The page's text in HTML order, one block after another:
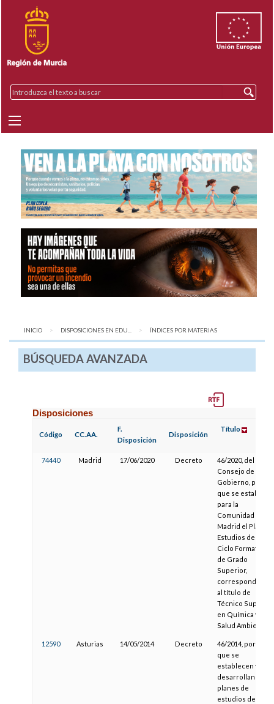
INICIO DISPOSICIONES EN EDU... AQUÍ:
ÍNDICES POR MATERIAS
BÚSQUEDA AVANZADA
Disposiciones
Código CC.AA.
F.
Disposición
Disposición
Título
74440 Madrid 17/06/2020 Decreto
46/2020, del
Consejo de
Gobierno, por el
que se establece
para la
Comunidad de
Madrid el Plan de
Estudios del
Ciclo Formativo
de Grado
Superior,
correspondiente
al título de
Técnico Superior
en Química y
Salud Ambiental
12590 Asturias 14/05/2014 Decreto
46/2014, por el
que se
establecen y
desarrollan los
planes de
estudios de las